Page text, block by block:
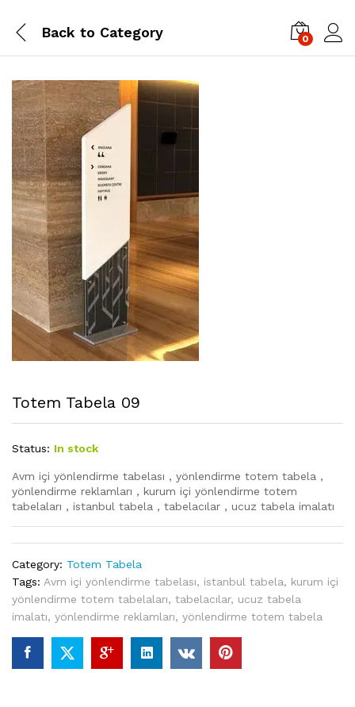
Back to Category 0
Totem Tabela 09
Status: In stock
Avm içi yönlendirme tabelası , yönlendirme totem tabela ,
yönlendirme reklamları , kurum içi yönlendirme totem
tabelaları , istanbul tabela , tabelacılar , ucuz tabela imalatı
Category: Totem Tabela
Tags: Avm içi yönlendirme tabelası, istanbul tabela, kurum içi
yönlendirme totem tabelaları, tabelacılar, ucuz tabela
imalatı, yönlendirme reklamları, yönlendirme totem tabela